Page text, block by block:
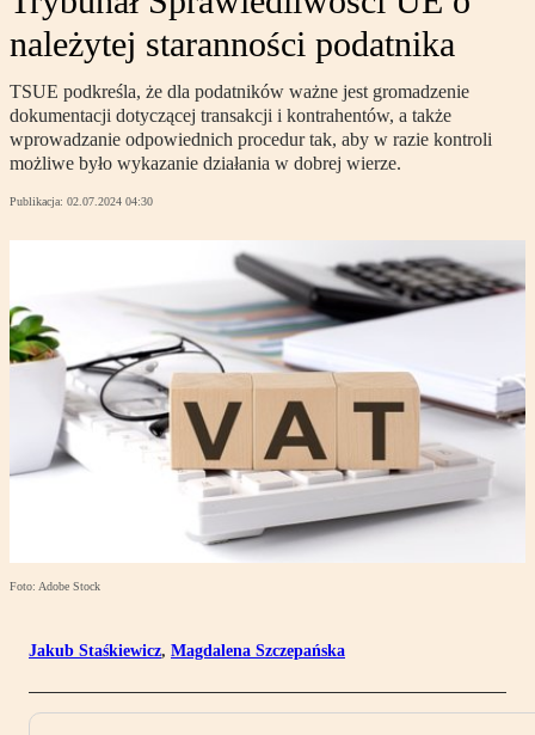
należytej staranności podatnika
TSUE podkreśla, że dla podatników ważne jest gromadzenie
dokumentacji dotyczącej transakcji i kontrahentów, a także
wprowadzanie odpowiednich procedur tak, aby w razie kontroli
możliwe było wykazanie działania w dobrej wierze.
Publikacja: 02.07.2024 04:30
Foto: Adobe Stock
Jakub Staśkiewicz, Magdalena Szczepańska